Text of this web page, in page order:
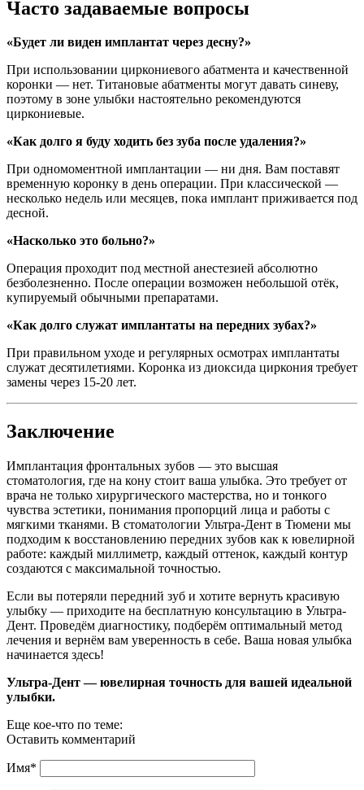
Часто задаваемые вопросы
«Будет ли виден имплантат через десну?»
При использовании циркониевого абатмента и качественной
коронки — нет. Титановые абатменты могут давать синеву,
поэтому в зоне улыбки настоятельно рекомендуются
циркониевые.
«Как долго я буду ходить без зуба после удаления?»
При одномоментной имплантации — ни дня. Вам поставят
временную коронку в день операции. При классической —
несколько недель или месяцев, пока имплант приживается под
десной.
«Насколько это больно?»
Операция проходит под местной анестезией абсолютно
безболезненно. После операции возможен небольшой отёк,
купируемый обычными препаратами.
«Как долго служат имплантаты на передних зубах?»
При правильном уходе и регулярных осмотрах имплантаты
служат десятилетиями. Коронка из диоксида циркония требует
замены через 15-20 лет.
Заключение
Имплантация фронтальных зубов — это высшая
стоматология, где на кону стоит ваша улыбка. Это требует от
врача не только хирургического мастерства, но и тонкого
чувства эстетики, понимания пропорций лица и работы с
мягкими тканями. В стоматологии Ультра-Дент в Тюмени мы
подходим к восстановлению передних зубов как к ювелирной
работе: каждый миллиметр, каждый оттенок, каждый контур
создаются с максимальной точностью.
Если вы потеряли передний зуб и хотите вернуть красивую
улыбку — приходите на бесплатную консультацию в Ультра-
Дент. Проведём диагностику, подберём оптимальный метод
лечения и вернём вам уверенность в себе. Ваша новая улыбка
начинается здесь!
Ультра-Дент — ювелирная точность для вашей идеальной
улыбки.
Еще кое-что по теме:
Оставить комментарий
Имя*